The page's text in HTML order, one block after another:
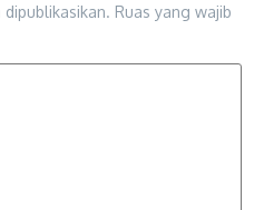
Ruas yang wajib